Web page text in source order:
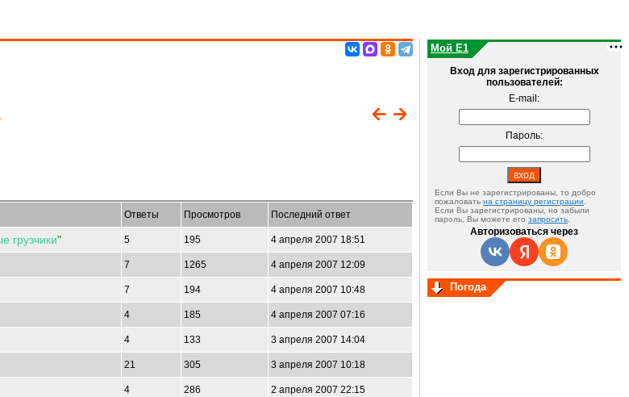
Ответы Просмотров Последний ответ
грузчики" 5 195 4 апреля 2007 18:51
7 1265 4 апреля 2007 12:09
7 194 4 апреля 2007 10:48
4 185 4 апреля 2007 07:16
4 133 3 апреля 2007 14:04
21 305 3 апреля 2007 10:18
4 286 2 апреля 2007 22:15
Мой E1
Вход для зарегистрированных
пользователей:
E-mail:
Пароль:
Если Вы не зарегистрированы, то добро
пожаловать на страницу регистрации
Если Вы зарегистрированы, но забыли
пароль, Вы можете его запросить
Авторизоваться через
Погода